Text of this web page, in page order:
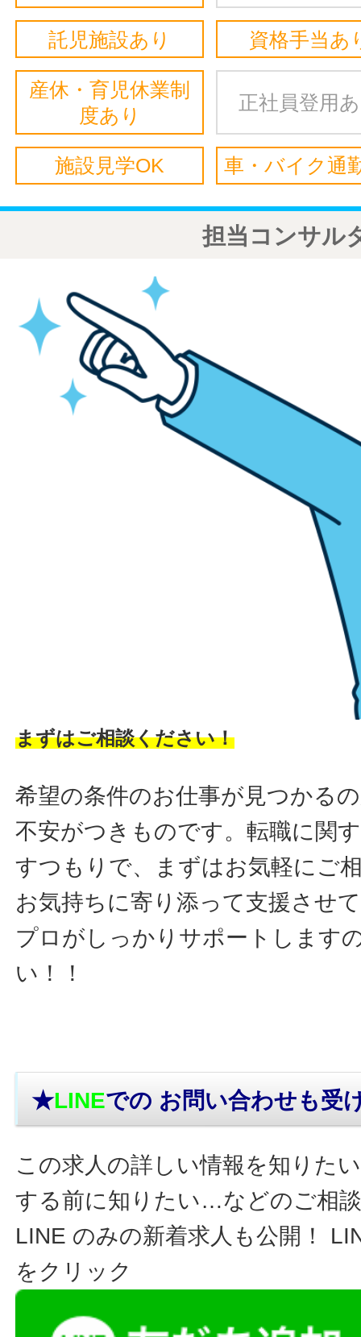
託児施設あり 資格手当あ
産休・育児休業制
度あり
正社員登用
施設見学OK 車・バイク通
担当コンサル
まずはご相談ください！
希望の条件のお仕事が見つかる
不安がつきものです。転職に関
すつもりで、まずはお気軽にご
お気持ちに寄り添って支援させ
プロがしっかりサポートします
い！！
★LINEでの お問い合わせも受
この求人の詳しい情報を知りた
する前に知りたい…などのご相
LINE のみの新着求人も公開！
をクリック